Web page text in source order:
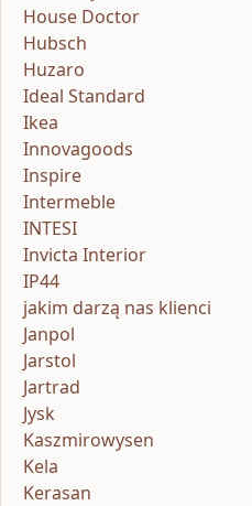
House Doctor
Hubsch
Huzaro
Ideal Standard
Ikea
Innovagoods
Inspire
Intermeble
INTESI
Invicta Interior
IP44
jakim darzą nas klienci
Janpol
Jarstol
Jartrad
Jysk
Kaszmirowysen
Kela
Kerasan